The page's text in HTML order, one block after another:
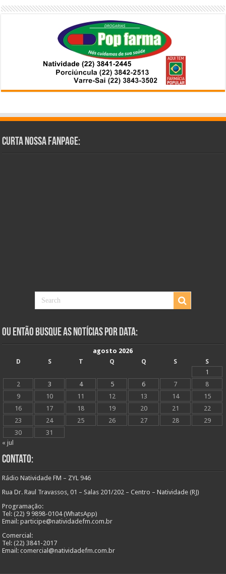
Curta Nossa Fanpage:
Ou Então Busque as Notícias Por Data:
agosto 2026
D
S T Q Q S
S
1
2
3 4 5 6 7
8
9
10 11 12 13 14
15
16
17 18 19 20 21
22
23
24 25 26 27 28
29
30
31
« jul
Contato:
Rádio Natividade FM – ZYL 946
Rua Dr. Raul Travassos, 01 – Salas 201/202 – Centro – Natividade (RJ)
Programação:
Tel: (22) 9 9898-0104 (WhatsApp)
Email: participe@natividadefm.com.br
Comercial:
Tel: (22) 3841-2017
Email: comercial@natividadefm.com.br